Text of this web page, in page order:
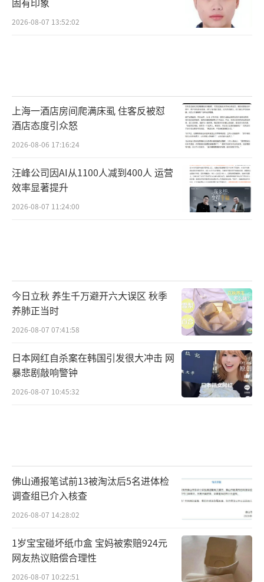
2026-08-07 13:52:02
上海一酒店房间爬满床虱 住客反被怼
酒店态度引众怒
2026-08-06 17:16:24
汪峰公司因AI从1100人减到400人 运营
效率显著提升
2026-08-07 11:24:00
今日立秋 养生千万避开六大误区 秋季
养肺正当时
2026-08-07 07:41:58
日本网红自杀案在韩国引发很大冲击 网
暴悲剧敲响警钟
2026-08-07 10:45:32
佛山通报笔试前13被淘汰后5名进体检
调查组已介入核查
2026-08-07 14:28:02
1岁宝宝碰坏纸巾盒 宝妈被索赔924元
网友热议赔偿合理性
2026-08-07 10:22:51